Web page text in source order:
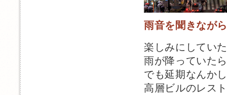
雨音を聞きなが
楽しみにしてい
雨が降っていた
でも延期なんか
高層ビルのレス